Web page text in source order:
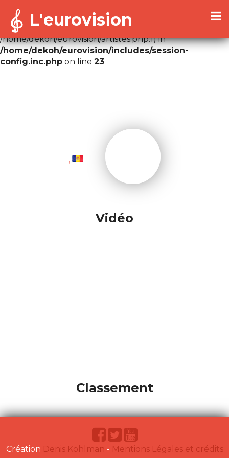
Warning
: Cannot modify header information - headers
already sent by (output started at
/home/dekoh/eurovision/artistes.php:1) in
/home/dekoh/eurovision/includes/session-
config.inc.php on line 23
L'eurovision
,
Vidéo
Classement
Création Denis Kohlman - Mentions Légales et crédits